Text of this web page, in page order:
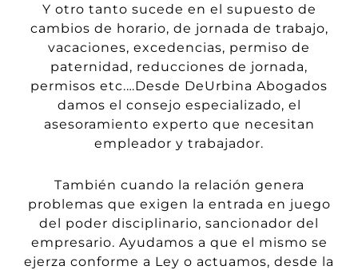
Y otro tanto sucede en el supuesto de
cambios de horario, de jornada de trabajo,
vacaciones, excedencias, permiso de
paternidad, reducciones de jornada,
permisos etc.…Desde DeUrbina Abogados
damos el consejo especializado, el
asesoramiento experto que necesitan
empleador y trabajador.
También cuando la relación genera
problemas que exigen la entrada en juego
del poder disciplinario, sancionador del
empresario. Ayudamos a que el mismo se
ejerza conforme a Ley o actuamos, desde la